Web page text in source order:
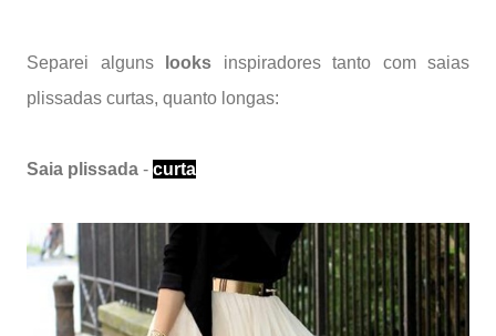
Separei algunslooks inspiradores tanto com saias
plissadas curtas, quanto longas:
Saia plissada - curta